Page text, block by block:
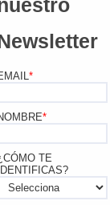
*
*
TE